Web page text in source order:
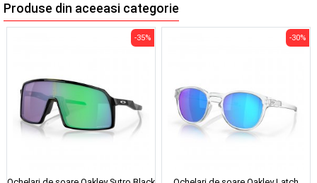
Produse din aceeasi categorie
-35% -30%